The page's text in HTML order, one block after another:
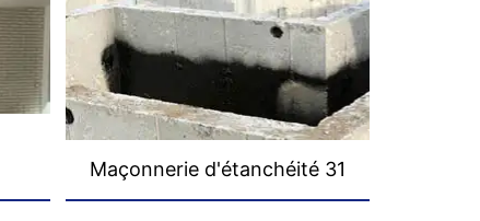
Maçonnerie d'étanchéité 31